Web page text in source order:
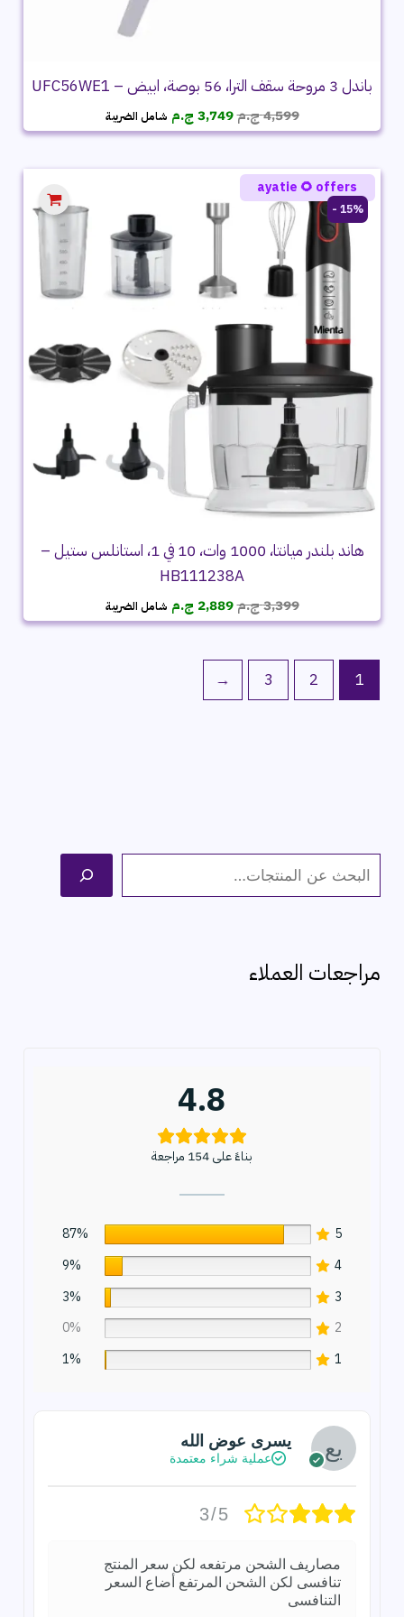
باندل 3 مروحة سقف الترا، 56 بوصة، ابيض – UFC56WE1
4,599ج.مالسعر
الأصلي
4,599 ج.م.
3,749 ج.م السعر
الحالي
3,749 ج.م.
شامل الضريبة
15% -
هاند بلندر ميانتا، 1000 وات، 10 في 1، استانلس ستيل –
HB111238A
3,399ج.مالسعر
الأصلي
3,399 ج.م.
2,889 ج.م السعر
الحالي
شامل الضريبة
ayatie 🌻 offers
1
2
3
←
ل
ث
مراجعات العملاء
4.8
بناءً على 154 مراجعة
5
87%
4
9%
3
3%
2
0%
1
1%
يسرى عوض الله
عملية شراء معتمدة
3/5
مصاريف الشحن مرتفعه لكن سعر المنتج
تنافسى لكن الشحن المرتفع أضاع السعر
التنافسى